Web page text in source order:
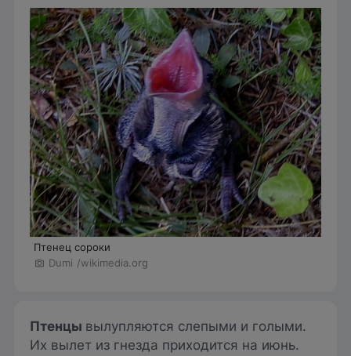
Птенец сороки
Dumi /wikimedia.org
Птенцы вылупляются слепыми и голыми.
Их вылет из гнезда приходится на июнь.